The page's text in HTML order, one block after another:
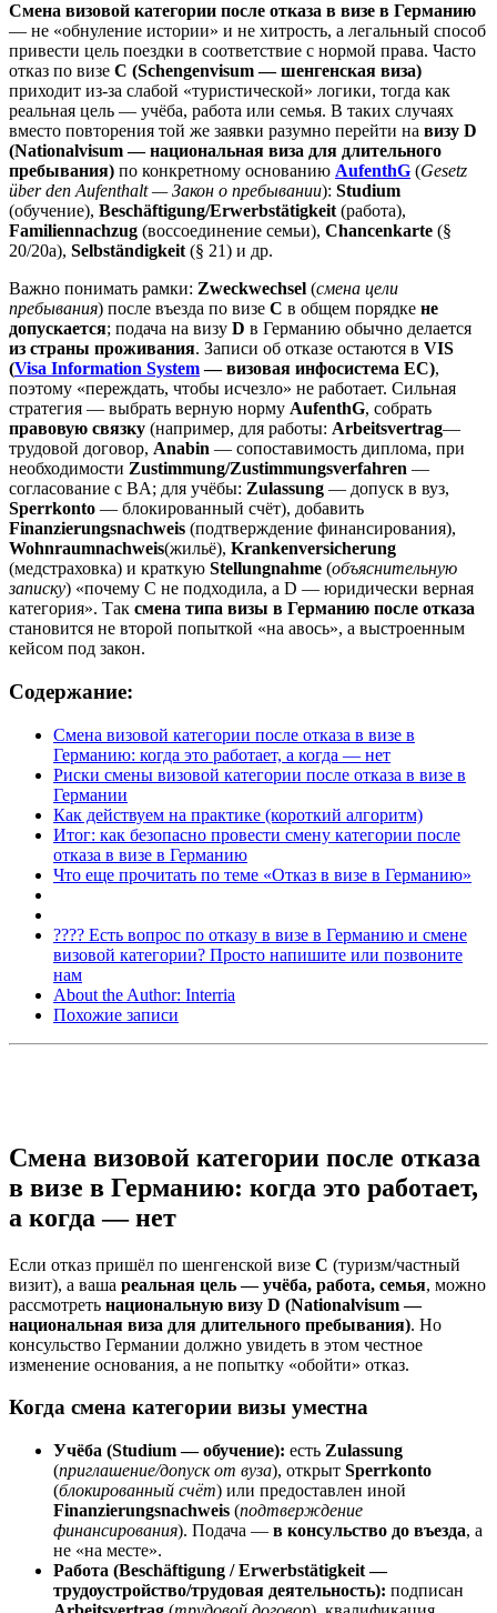
Смена визовой категории после отказа в визе в Германию
— не «обнуление истории» и не хитрость, а легальный способ
привести цель поездки в соответствие с нормой права. Часто
отказ по визе C (Schengenvisum — шенгенская виза)
приходит из-за слабой «туристической» логики, тогда как
реальная цель — учёба, работа или семья. В таких случаях
вместо повторения той же заявки разумно перейти на визу D
(Nationalvisum — национальная виза для длительного
пребывания) по конкретному основанию AufenthG (Gesetz
über den Aufenthalt — Закон о пребывании): Studium
(обучение), Beschäftigung/Erwerbstätigkeit(работа),
Familiennachzug (воссоединение семьи), Chancenkarte (§
20/20a), Selbständigkeit(§ 21) и др.
Важно понимать рамки: Zweckwechsel (смена цели
пребывания) после въезда по визе C в общем порядке не
допускается; подача на визу D в Германию обычно делается
из страны проживания. Записи об отказе остаются в VIS
(Visa Information System— визовая инфосистема ЕС),
поэтому «переждать, чтобы исчезло» не работает. Сильная
стратегия — выбрать верную норму AufenthG, собрать
правовую связку (например, для работы: Arbeitsvertrag—
трудовой договор, Anabin — сопоставимость диплома, при
необходимости Zustimmung/Zustimmungsverfahren —
согласование с BA; для учёбы: Zulassung — допуск в вуз,
Sperrkonto — блокированный счёт), добавить
Finanzierungsnachweis (подтверждение финансирования),
Wohnraumnachweis(жильё), Krankenversicherung
(медстраховка) и краткую Stellungnahme (объяснительную
записку) «почему C не подходила, а D — юридически верная
категория». Так смена типа визы в Германию после отказа
становится не второй попыткой «на авось», а выстроенным
кейсом под закон.
Содержание:
Смена визовой категории после отказа в визе в
Германию: когда это работает, а когда — нет
Риски смены визовой категории после отказа в визе в
Германии
Как действуем на практике (короткий алгоритм)
Итог: как безопасно провести смену категории после
отказа в визе в Германию
Что еще прочитать по теме «Отказ в визе в Германию»
???? Есть вопрос по отказу в визе в Германию и смене
визовой категории? Просто напишите или позвоните
нам
About the Author: Interria
Похожие записи
Смена визовой категории после отказа
в визе в Германию: когда это работает,
а когда — нет
Если отказ пришёл по шенгенской визе C (туризм/частный
визит), а ваша реальная цель — учёба, работа, семья, можно
рассмотреть национальную визу D (Nationalvisum —
национальная виза для длительного пребывания). Но
консульство Германии должно увидеть в этом честное
изменение основания, а не попытку «обойти» отказ.
Когда смена категории визы уместна
Учёба (Studium — обучение): есть Zulassung
(приглашение/допуск от вуза), открыт Sperrkonto
(блокированный счёт) или предоставлен иной
Finanzierungsnachweis (подтверждение
финансирования). Подача — в консульство до въезда, а
не «на месте».
Работа (Beschäftigung / Erwerbstätigkeit —
трудоустройство/трудовая деятельность): подписан